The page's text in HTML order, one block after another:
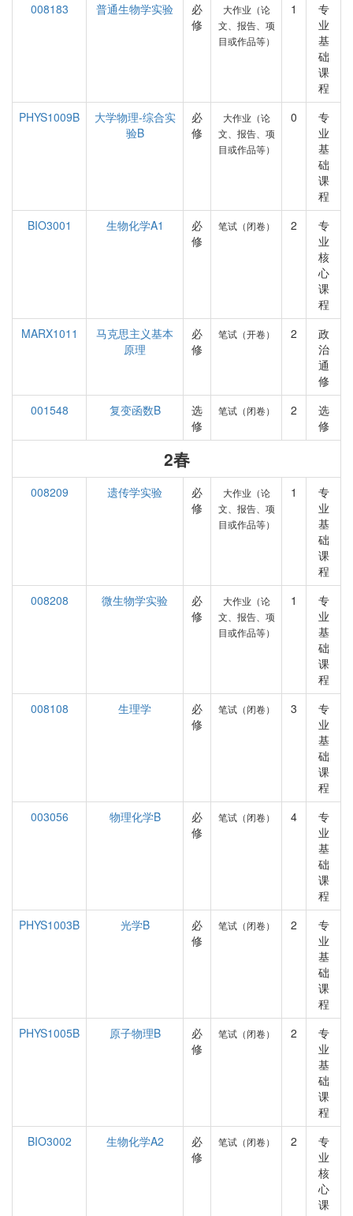
008183
普通生物学实验
必
修
大作业（论
文、报告、项
目或作品等）
1
专
业
基
础
课
程
PHYS1009B
大学物理-综合实
验B
必
修
大作业（论
文、报告、项
目或作品等）
0
专
业
基
础
课
程
BIO3001
生物化学A1
必
修
笔试（闭卷） 2
专
业
核
心
课
程
MARX1011
马克思主义基本
原理
必
修
笔试（开卷） 2
政
治
通
修
001548
复变函数B
选
修
笔试（闭卷） 2
选
修
2春
008209 遗传学实验
必
修
大作业（论
文、报告、项
目或作品等）
1
专
业
基
础
课
程
008208
微生物学实验
必
修
大作业（论
文、报告、项
目或作品等）
1
专
业
基
础
课
程
008108
生理学
必
修
笔试（闭卷） 3
专
业
基
础
课
程
003056
物理化学B
必
修
笔试（闭卷） 4
专
业
基
础
课
程
PHYS1003B
光学B
必
修
笔试（闭卷） 2
专
业
基
础
课
程
PHYS1005B
原子物理B
必
修
笔试（闭卷） 2
专
业
基
础
课
程
BIO3002
生物化学A2
必
修
笔试（闭卷） 2
专
业
核
心
课